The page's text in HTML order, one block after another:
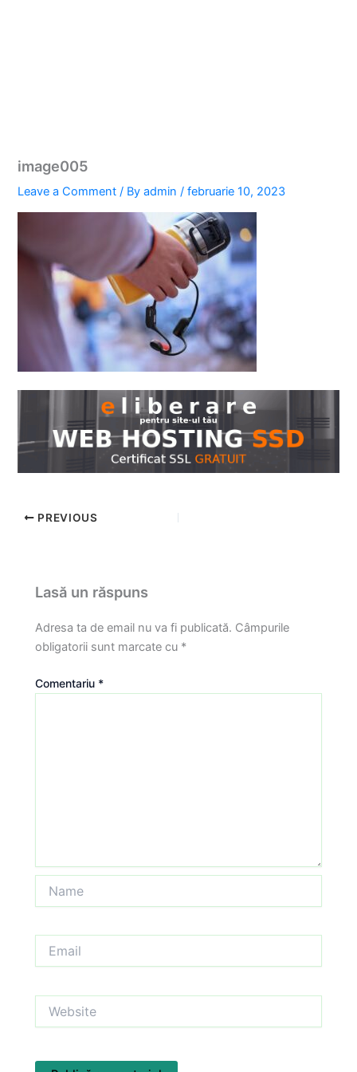
image005
Leave a Comment / Byadmin/februarie 10, 2023
PREVIOUS
Lasă un răspuns
Adresa ta de email nu va fi publicată. Câmpurile
obligatorii sunt marcate cu *
Comentariu *